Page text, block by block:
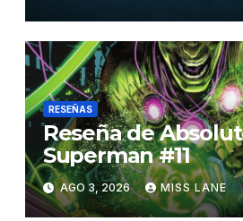
RESEÑAS
Reseña de
Superman #11
AGO 3, 2026 MISS LANE